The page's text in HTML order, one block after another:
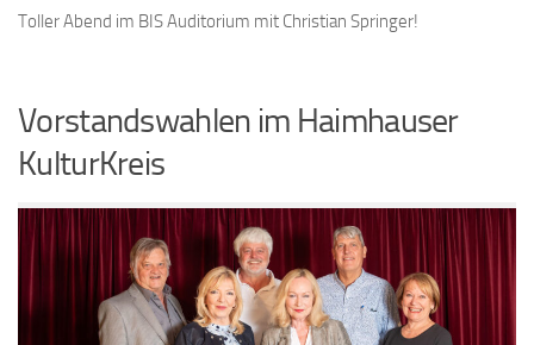
Toller Abend im BIS Auditorium mit Christian Springer!
Vorstandswahlen im Haimhauser
KulturKreis